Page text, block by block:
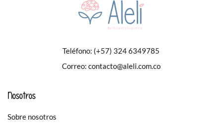
Teléfono: (+57) 324 6349785
Correo: contacto@aleli.com.co
Nosotros
Sobre nosotros